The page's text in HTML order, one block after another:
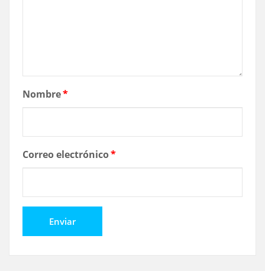
Nombre*
Correo electrónico*